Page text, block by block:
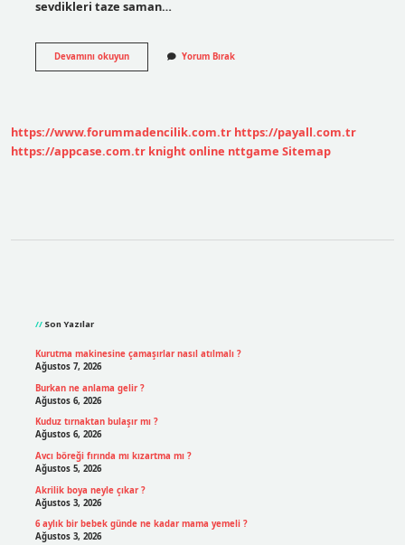
sevdikleri taze saman…
Devamını okuyunEvde
Tavşan
Yorum Bırak
https://www.forummadencilik.com.tr https://payall.com.tr
https://appcase.com.tr knight online nttgame Sitemap
Son Yazılar
Kurutma makinesine çamaşırlar nasıl atılmalı ?
Ağustos 7, 2026
Burkan ne anlama gelir ?
Ağustos 6, 2026
Kuduz tırnaktan bulaşır mı ?
Ağustos 6, 2026
Avcı böreği fırında mı kızartma mı ?
Ağustos 5, 2026
Akrilik boya neyle çıkar ?
Ağustos 3, 2026
6 aylık bir bebek günde ne kadar mama yemeli ?
Ağustos 3, 2026